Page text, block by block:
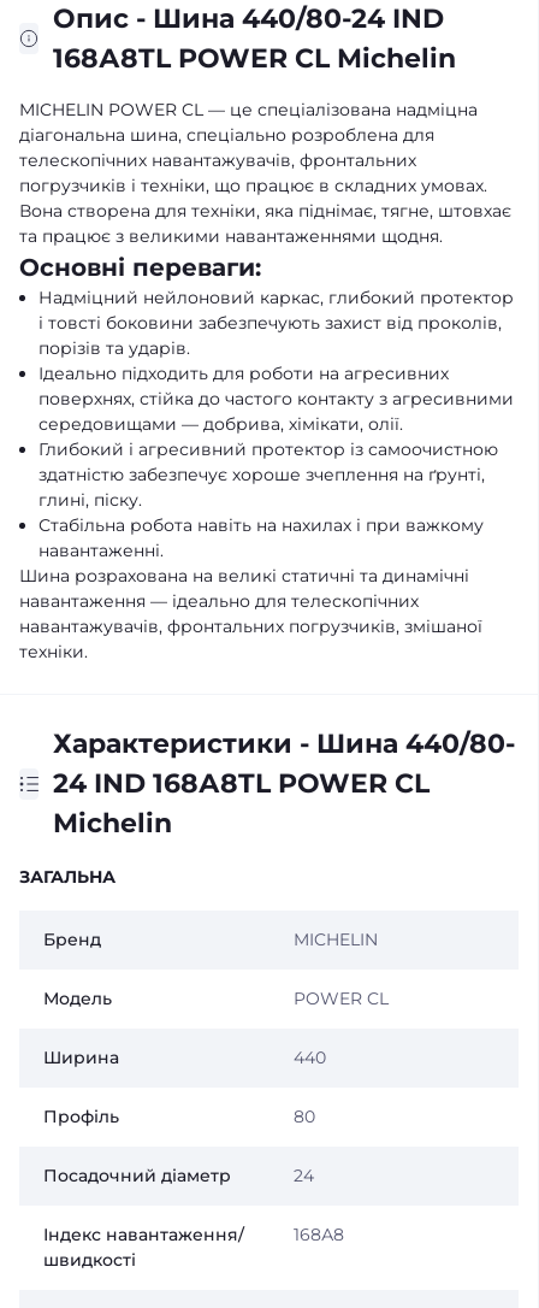
Опис - Шина 440/80-24 IND
168А8TL POWER CL Michelin
MICHELIN POWER CL — це спеціалізована надміцна
діагональна шина, спеціально розроблена для
телескопічних навантажувачів, фронтальних
погрузчиків і техніки, що працює в складних умовах.
Вона створена для техніки, яка піднімає, тягне, штовхає
та працює з великими навантаженнями щодня.
Основні переваги:
Надміцний нейлоновий каркас, глибокий протектор
і товсті боковини забезпечують захист від проколів,
порізів та ударів.
Ідеально підходить для роботи на агресивних
поверхнях, стійка до частого контакту з агресивними
середовищами — добрива, хімікати, олії.
Глибокий і агресивний протектор із самоочистною
здатністю забезпечує хороше зчеплення на ґрунті,
глині, піску.
Стабільна робота навіть на нахилах і при важкому
навантаженні.
Шина розрахована на великі статичні та динамічні
навантаження — ідеально для телескопічних
навантажувачів, фронтальних погрузчиків, змішаної
техніки.
Характеристики - Шина 440/80-
24 IND 168А8TL POWER CL
Michelin
ЗАГАЛЬНА
Бренд MICHELIN
Модель POWER CL
Ширина 440
Профіль 80
Посадочний діаметр 24
Індекс навантаження/
швидкості
168А8